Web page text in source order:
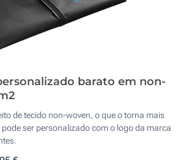
barato em non-
de tecido non-woven, o que o torna mais
ser personalizado com o logo da marca